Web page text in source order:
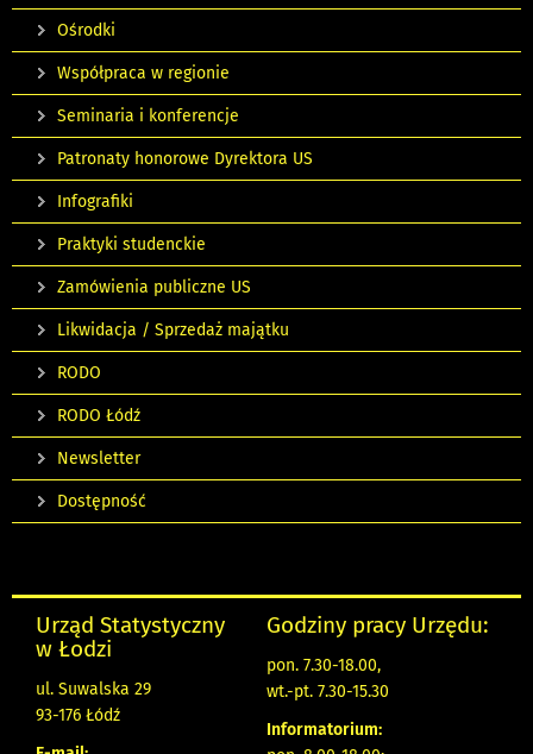
Ośrodki
Współpraca w regionie
Seminaria i konferencje
Patronaty honorowe Dyrektora US
Infografiki
Praktyki studenckie
Zamówienia publiczne US
Likwidacja / Sprzedaż majątku
RODO
RODO Łódź
Newsletter
Dostępność
Urząd Statystyczny
w Łodzi
ul. Suwalska 29
93-176 Łódź
Godziny pracy Urzędu:
pon. 7.30-18.00,
wt.-pt. 7.30-15.30
Informatorium: